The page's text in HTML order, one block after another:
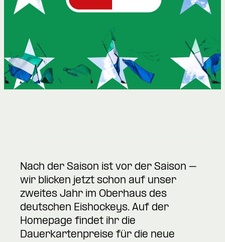
Nach der Saison ist vor der Saison –
wir blicken jetzt schon auf unser
zweites Jahr im Oberhaus des
deutschen Eishockeys. Auf der
Homepage findet ihr die
Dauerkartenpreise für die neue